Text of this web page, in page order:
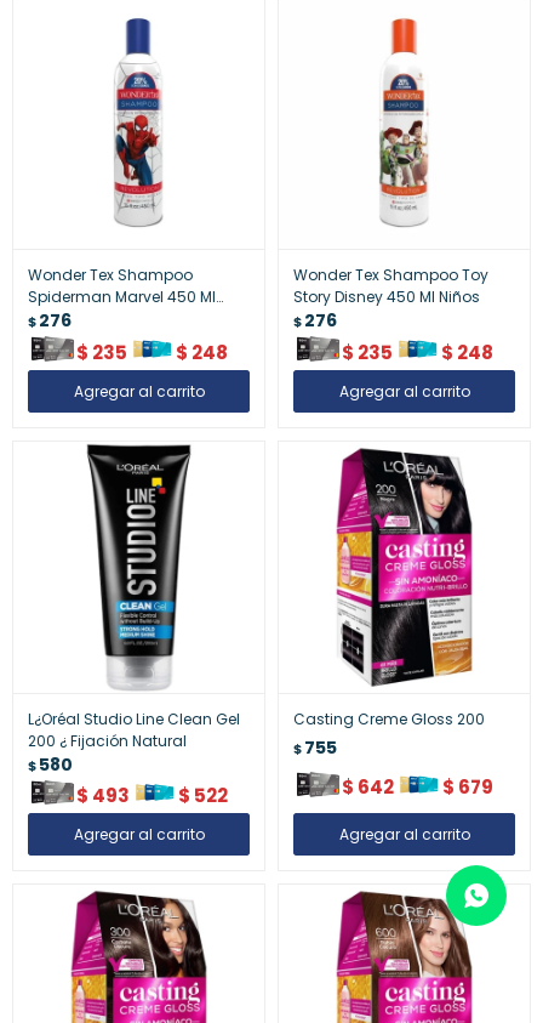
Wonder Tex Shampoo
Spiderman Marvel 450 Ml
Niños
$276
$ 235 $ 248
Wonder Tex Shampoo Toy
Story Disney 450 Ml Niños
$276
$ 235 $ 248
L¿Oréal Studio Line Clean Gel
200 ¿ Fijación Natural
$580
$ 493 $ 522
Casting Creme Gloss 200
$755
$ 642 $ 679